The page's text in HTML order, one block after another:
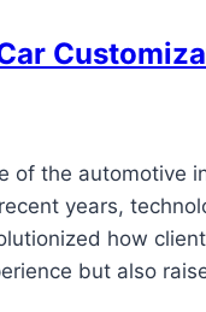
of the automotive
years,
how
but also